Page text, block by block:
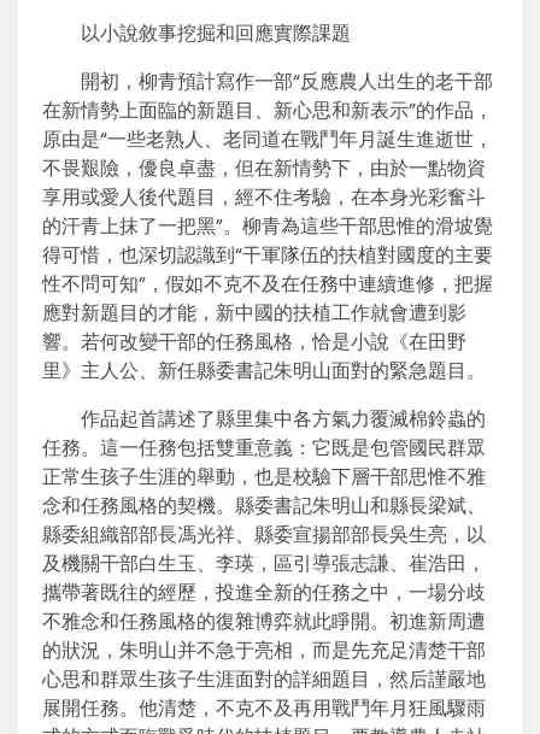
以小說敘事挖掘和回應實際課題
開初，柳青預計寫作一部“反應農人出生的老干部
在新情勢上面臨的新題目、新心思和新表示”的作品，
原由是“一些老熟人、老同道在戰鬥年月誕生進逝世，
不畏艱險，優良卓盡，但在新情勢下，由於一點物資
享用或愛人後代題目，經不住考驗，在本身光彩奮斗
的汗青上抹了一把黑”。柳青為這些干部思惟的滑坡覺
得可惜，也深切認識到“干軍隊伍的扶植對國度的主要
性不問可知”，假如不克不及在任務中連續進修，把握
應對新題目的才能，新中國的扶植工作就會遭到影
響。若何改變干部的任務風格，恰是小說《在田野
里》主人公、新任縣委書記朱明山面對的緊急題目。
作品起首講述了縣里集中各方氣力覆滅棉鈴蟲的
任務。這一任務包括雙重意義：它既是包管國民群眾
正常生孩子生涯的舉動，也是校驗下層干部思惟不雅
念和任務風格的契機。縣委書記朱明山和縣長梁斌、
縣委組織部部長馮光祥、縣委宣揚部部長吳生亮，以
及機關干部白生玉、李瑛，區引導張志謙、崔浩田，
攜帶著既往的經歷，投進全新的任務之中，一場分歧
不雅念和任務風格的復雜博弈就此睜開。初進新周遭
的狀況，朱明山并不急于亮相，而是先充足清楚干部
心思和群眾生孩子生涯面對的詳細題目，然后謹嚴地
展開任務。他清楚，不克不及再用戰鬥年月狂風驟雨